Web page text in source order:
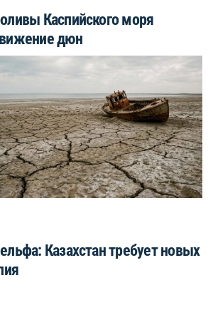
Каспийского моря
дюн
Казахстан требует новых